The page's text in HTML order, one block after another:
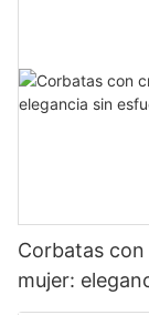
Corbatas
mujer: